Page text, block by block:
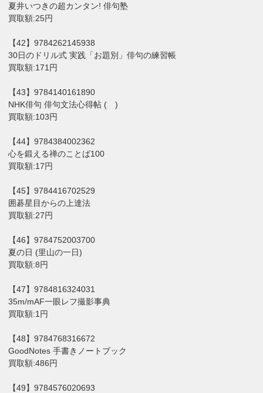
夏井いつきの超カンタン! 俳句塾
買取額:25円
【42】9784262145938
30日のドリル式 実践「お題別」俳句の練習帳
買取額:171円
【43】9784140161890
NHK俳句 俳句文法心得帖 ( )
買取額:103円
【44】9784384002362
心を鍛える禅のことば100
買取額:17円
【45】9784416702529
囲碁星目からの上達法
買取額:27円
【46】9784752003700
夏の日 (里山の一日)
買取額:8円
【47】9784816324031
35m/mAF一眼レフ撮影事典
買取額:1円
【48】9784768316672
GoodNotes 手書きノートブック
買取額:486円
【49】9784576020693